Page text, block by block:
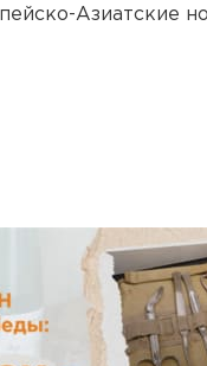
Азиатские